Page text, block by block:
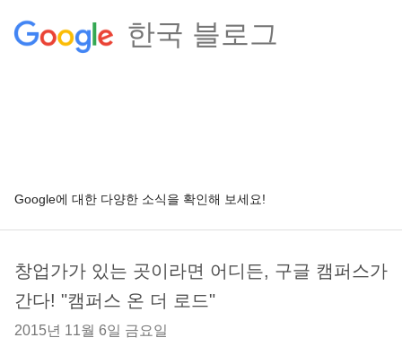
한국 블로그
Google에 대한 다양한 소식을 확인해 보세요!
창업가가 있는 곳이라면 어디든, 구글 캠퍼스가
간다! "캠퍼스 온 더 로드"
2015년 11월 6일 금요일